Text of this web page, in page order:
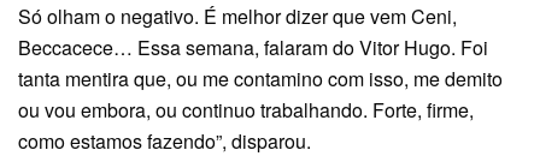
Só olham o negativo. É melhor dizer que vem Ceni,
Beccacece… Essa semana, falaram do Vitor Hugo. Foi
tanta mentira que, ou me contamino com isso, me demito
ou vou embora, ou continuo trabalhando. Forte, firme,
como estamos fazendo”, disparou.